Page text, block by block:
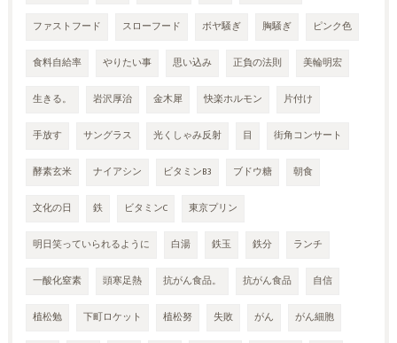
ファストフード スローフード ボヤ騒ぎ 胸騒ぎ ピンク色
食料自給率 やりたい事 思い込み 正負の法則 美輪明宏
生きる。 岩沢厚治 金木犀 快楽ホルモン 片付け
手放す サングラス 光くしゃみ反射 目 街角コンサート
酵素玄米 ナイアシン ビタミンB3 ブドウ糖 朝食
文化の日 鉄 ビタミンC 東京プリン
明日笑っていられるように 白湯 鉄玉 鉄分 ランチ
一酸化窒素 頭寒足熱 抗がん食品。 抗がん食品 自信
植松勉 下町ロケット 植松努 失敗 がん がん細胞